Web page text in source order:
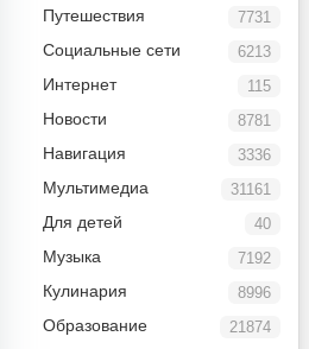
7731
Путешествия
6213
Социальные сети
115
Интернет
8781
Новости
3336
Навигация
31161
Мультимедиа
40
Для детей
7192
Музыка
8996
Кулинария
21874
Образование